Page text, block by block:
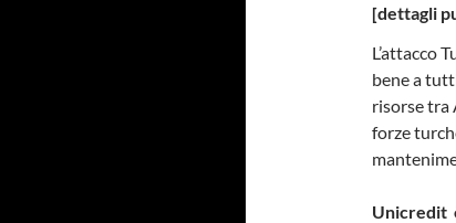
[dettagli
L’attacco
bene a
risorse tra
forze
Unicredit